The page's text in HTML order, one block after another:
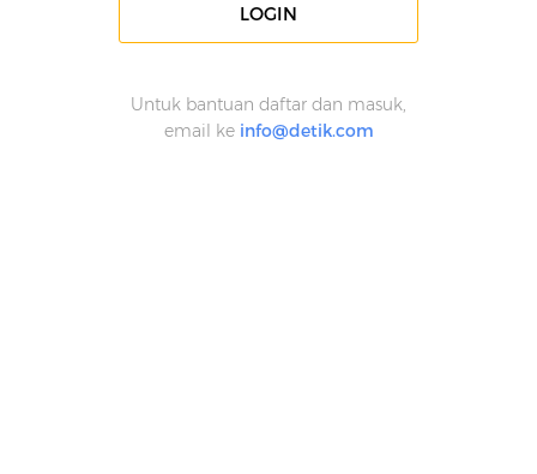
LOGIN
Untuk bantuan daftar dan masuk,
email ke info@detik.com